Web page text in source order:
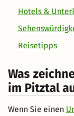
Hotels &
Reisetipps
Was
im Pitztal
Wenn Sie einen